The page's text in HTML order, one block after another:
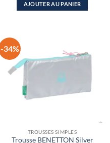
AJOUTER AU PANIER
-34%
TROUSSES SIMPLES
Trousse BENETTON Silver